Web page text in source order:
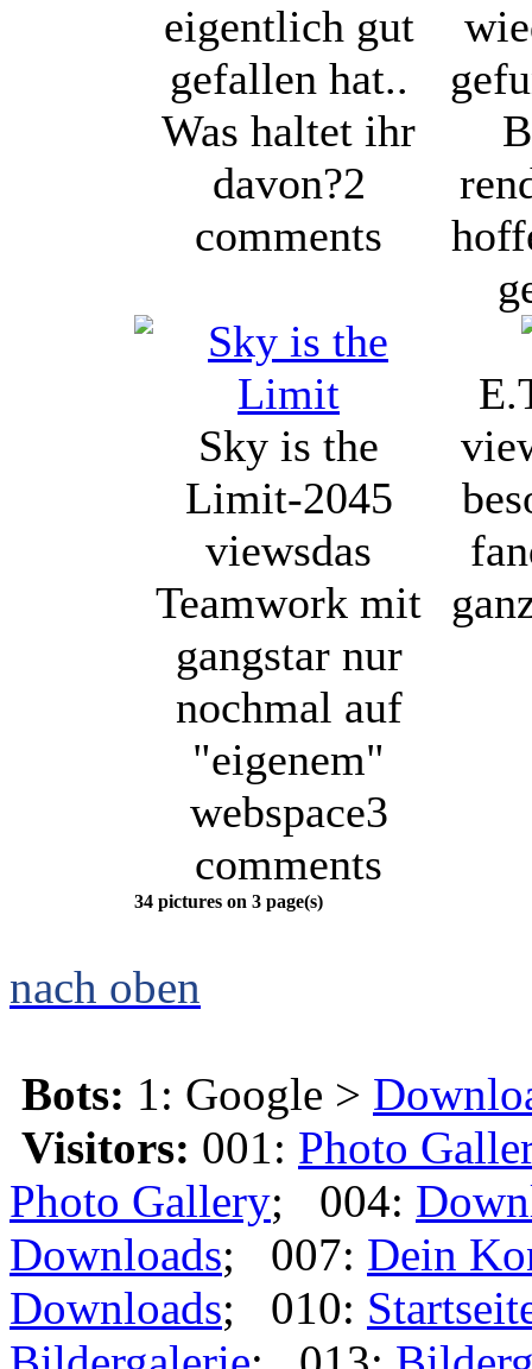
eigentlich gut
gefallen hat..
Was haltet ihr
davon?2
comments
Sky is the
Limit-2045
viewsdas
Teamwork mit
gangstar nur
nochmal auf
"eigenem"
webspace3
comments
34 pictures on 3 page(s)
nach oben
Bots: 1: Google >
Visitors: 001: Photo
Photo Gallery; 004:
Downloads; 007: Dein
Downloads; 010: